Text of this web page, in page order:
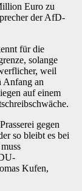
Euro zu
der AfD-
für die
solange
weil
Anfang an
auf einem
gegen
so bleibt es bei
Kufen,